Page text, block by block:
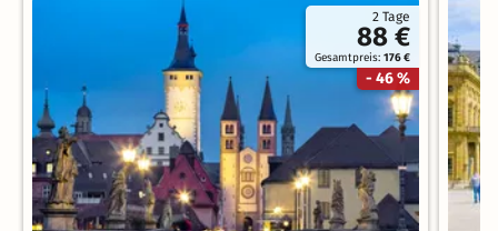
2 Tage
88 €
Gesamtpreis:176 €
- 46 %